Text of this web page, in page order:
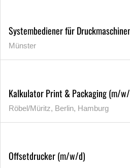
Systembediener für
Münster
Kalkulator Print & Packaging (m/
Röbel/Müritz, Berlin, Hamburg
Offsetdrucker (m/w/d)